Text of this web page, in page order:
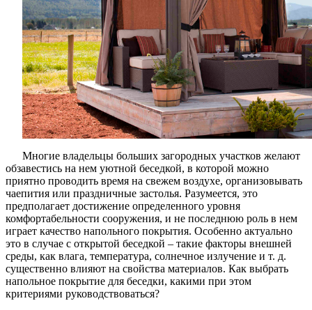
Многие владельцы больших загородных участков желают
обзавестись на нем уютной беседкой, в которой можно
приятно проводить время на свежем воздухе, организовывать
чаепития или праздничные застолья. Разумеется, это
предполагает достижение определенного уровня
комфортабельности сооружения, и не последнюю роль в нем
играет качество напольного покрытия. Особенно актуально
это в случае с открытой беседкой – такие факторы внешней
среды, как влага, температура, солнечное излучение и т. д.
существенно влияют на свойства материалов. Как выбрать
напольное покрытие для беседки, какими при этом
критериями руководствоваться?